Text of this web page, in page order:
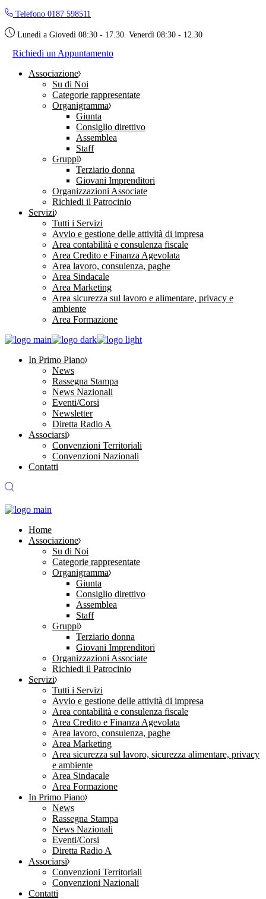
Skip
the
Telefono 0187 598511
Lunedì a Giovedì 08:30 - 17.30. Venerdì 08:30 - 12.30
Richiedi un Appuntamento
Associazione
Su di Noi
Categorie rappresentate
Organigramma
Giunta
Consiglio direttivo
Assemblea
Staff
Gruppi
Terziario donna
Giovani Imprenditori
Organizzazioni Associate
Richiedi il Patrocinio
Servizi
Tutti i Servizi
Avvio e gestione delle attività di impresa
Area contabilità e consulenza fiscale
Area Credito e Finanza Agevolata
Area lavoro, consulenza, paghe
Area Sindacale
Area Marketing
Area sicurezza sul lavoro e alimentare, privacy e
ambiente
Area Formazione
In Primo Piano
News
Rassegna Stampa
News Nazionali
Eventi/Corsi
Newsletter
Diretta Radio A
Associarsi
Convenzioni Territoriali
Convenzioni Nazionali
Contatti
Home
Associazione
Su di Noi
Categorie rappresentate
Organigramma
Giunta
Consiglio direttivo
Assemblea
Staff
Gruppi
Terziario donna
Giovani Imprenditori
Organizzazioni Associate
Richiedi il Patrocinio
Servizi
Tutti i Servizi
Avvio e gestione delle attività di impresa
Area contabilità e consulenza fiscale
Area Credito e Finanza Agevolata
Area lavoro, consulenza, paghe
Area Marketing
Area sicurezza sul lavoro, sicurezza alimentare, privacy
e ambiente
Area Sindacale
Area Formazione
In Primo Piano
News
Rassegna Stampa
News Nazionali
Eventi/Corsi
Diretta Radio A
Associarsi
Convenzioni Territoriali
Convenzioni Nazionali
Contatti